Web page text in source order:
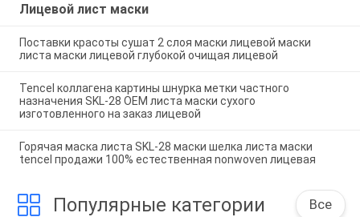
Лицевой лист маски
Поставки красоты сушат 2 слоя маски лицевой маски
листа маски лицевой глубокой очищая лицевой
Tencel коллагена картины шнурка метки частного
назначения SKL-28 OEM листа маски сухого
изготовленного на заказ лицевой
Горячая маска листа SKL-28 маски шелка листа маски
tencel продажи 100% естественная nonwoven лицевая
Популярные категории Все